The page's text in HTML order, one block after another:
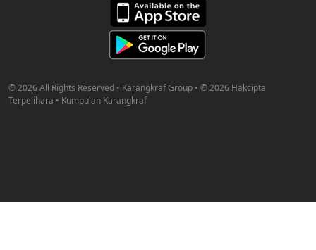
© 2026 All Rights Reserved • Karangkraf Group • © 2026 Hakcipta
Terpelihara • Kumpulan Karangkraf